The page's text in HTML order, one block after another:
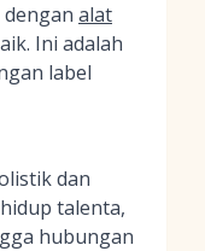
alat
Ini adalah
label
dan
talenta,
hubungan